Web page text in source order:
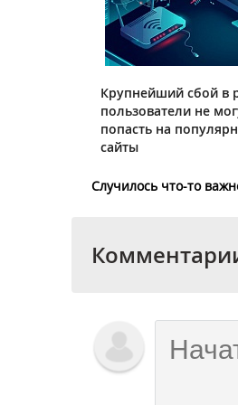
Крупнейший сбой в
пользователи не
попасть на
сайты
Случилось что-то